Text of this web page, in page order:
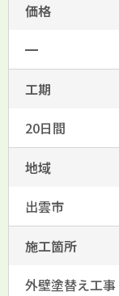
価格
━
工期
20日間
地域
出雲市
施工箇所
外壁塗替え工事